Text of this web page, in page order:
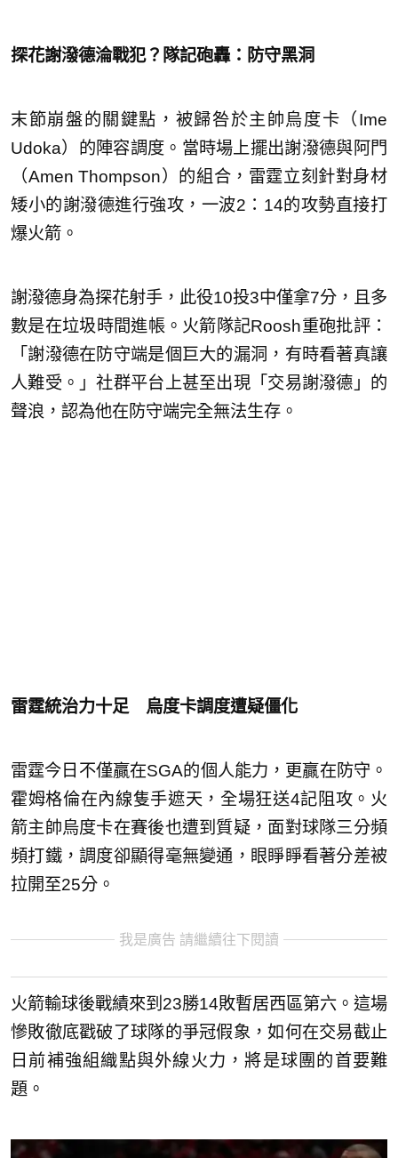
探花謝潑德淪戰犯？隊記砲轟：防守黑洞
末節崩盤的關鍵點，被歸咎於主帥烏度卡（Ime
Udoka）的陣容調度。當時場上擺出謝潑德與阿門
（Amen Thompson）的組合，雷霆立刻針對身材
矮小的謝潑德進行強攻，一波2：14的攻勢直接打
爆火箭。
謝潑德身為探花射手，此役10投3中僅拿7分，且多
數是在垃圾時間進帳。火箭隊記Roosh重砲批評：
「謝潑德在防守端是個巨大的漏洞，有時看著真讓
人難受。」社群平台上甚至出現「交易謝潑德」的
聲浪，認為他在防守端完全無法生存。
雷霆統治力十足 烏度卡調度遭疑僵化
雷霆今日不僅贏在SGA的個人能力，更贏在防守。
霍姆格倫在內線隻手遮天，全場狂送4記阻攻。火
箭主帥烏度卡在賽後也遭到質疑，面對球隊三分頻
頻打鐵，調度卻顯得毫無變通，眼睜睜看著分差被
拉開至25分。
我是廣告 請繼續往下閱讀
火箭輸球後戰績來到23勝14敗暫居西區第六。這場
慘敗徹底戳破了球隊的爭冠假象，如何在交易截止
日前補強組織點與外線火力，將是球團的首要難
題。